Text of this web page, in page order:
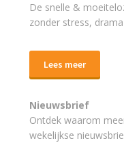
De snelle &
zonder stress,
Lees meer
Nieuwsbrief
Ontdek waarom
wekelijkse